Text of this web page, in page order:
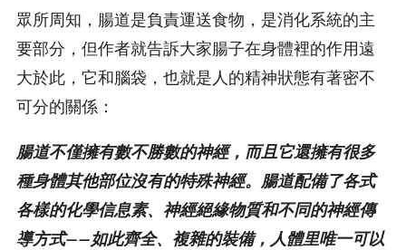
眾所周知，腸道是負責運送食物，是消化系統的主
要部分，但作者就告訴大家腸子在身體裡的作用遠
大於此，它和腦袋，也就是人的精神狀態有著密不
可分的關係：
腸道不僅擁有數不勝數的神經，而且它還擁有很多
種身體其他部位沒有的特殊神經。腸道配備了各式
各樣的化學信息素、神經絕緣物質和不同的神經傳
導方式——如此齊全、複雜的裝備，人體里唯一可以